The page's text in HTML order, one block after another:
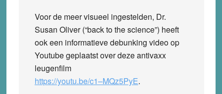
Voor de meer visueel ingestelden, Dr.
Susan Oliver (“back to the science”) heeft
ook een informatieve debunking video op
Youtube geplaatst over deze antivaxx
leugenfilm
https://youtu.be/c1–MQz5PyE.